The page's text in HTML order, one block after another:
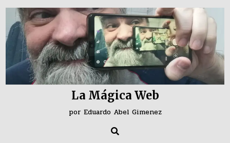
Skip
content
La Mágica Web
por Eduardo Abel Gimenez